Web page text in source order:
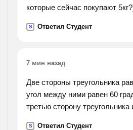
которые сейчас покупают
S Ответил Студент
7 мин назад
Две стороны треугольника
угол между ними равен 60
третью сторону
S Ответил Студент